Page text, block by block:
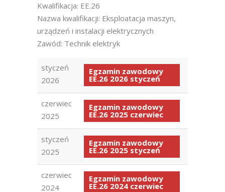
Kwalifikacja: EE.26
Nazwa kwalifikacji: Eksploatacja maszyn,
urządzeń i instalacji elektrycznych
Zawód: Technik elektryk
styczeń
2026
Egzamin zawodowy
EE.26 2026 styczeń
czerwiec
2025
Egzamin zawodowy
EE.26 2025 czerwiec
styczeń
2025
Egzamin zawodowy
EE.26 2025 styczeń
czerwiec
2024
Egzamin zawodowy
EE.26 2024 czerwiec